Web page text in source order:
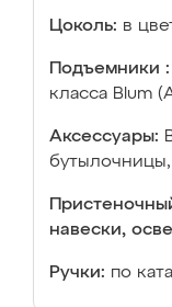
Цоколь: в
Подъемники :
класса Blum
Аксессуары:
навески,
Ручки: по